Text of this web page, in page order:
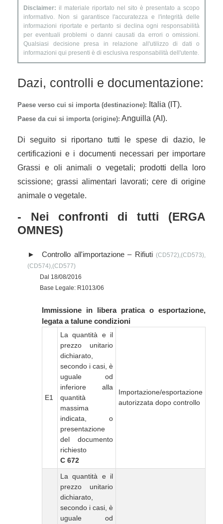
Disclaimer: il materiale riportato nel sito è presentato a scopo
informativo. Non si garantisce l'accuratezza e l'integrità delle
informazioni riportate e pertanto si declina ogni responsabilità
per eventuali problemi o danni causati da errori o omissioni.
Qualsiasi decisione presa in relazione all'utilizzo di dati o
informazioni qui presenti è di esclusiva responsabilità dell'utente.
Dazi, controlli e documentazione:
Paese verso cui si importa (destinazione): Italia (IT).
Paese da cui si importa (origine): Anguilla (AI).
Di seguito si riportano tutti le spese di dazio, le
certificazioni e i documenti necessari per importare
Grassi e oli animali o vegetali; prodotti della loro
scissione; grassi alimentari lavorati; cere di origine
animale o vegetale.
- Nei confronti di tutti (ERGA
OMNES)
Controllo all'importazione – Rifiuti (CD572),(CD573),
(CD574),(CD577)
Dal 18/08/2016
Base Legale: R1013/06
Immissione in libera pratica o esportazione,
legata a talune condizioni
E1
La quantità e il
prezzo unitario
dichiarato,
secondo i casi, è
uguale od
inferiore alla
quantità
massima
indicata, o
presentazione
del documento
richiesto
C 672
Importazione/esportazione
autorizzata dopo controllo
La quantità e il
prezzo unitario
dichiarato,
secondo i casi, è
uguale od